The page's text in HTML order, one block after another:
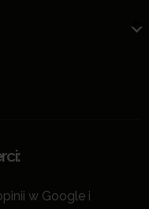
w Google i